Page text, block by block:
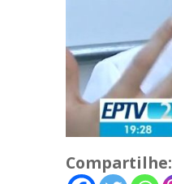
Compartilhe: